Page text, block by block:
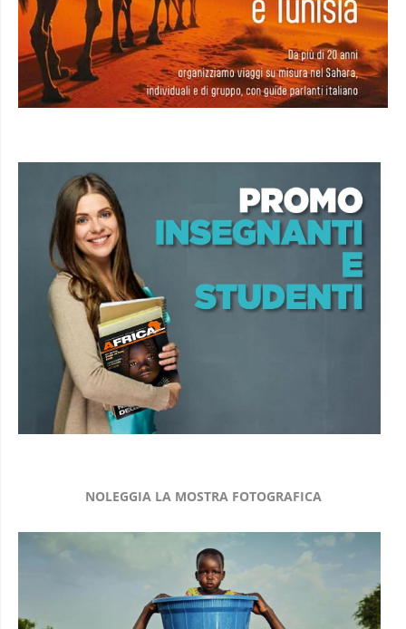
NOLEGGIA LA MOSTRA FOTOGRAFICA